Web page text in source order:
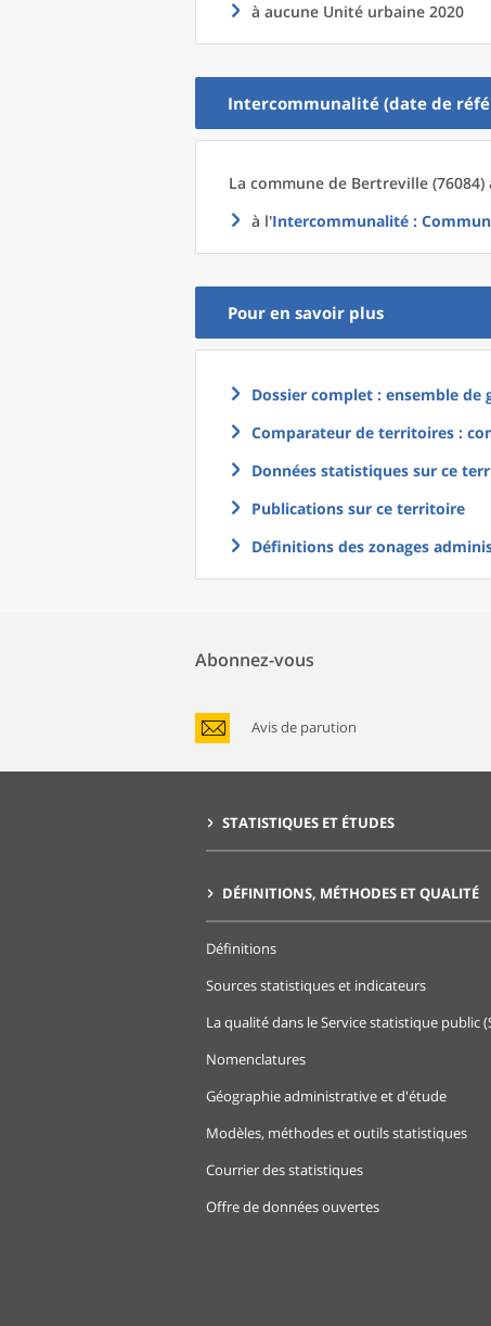
à aucune Unité urbaine 2020
Intercommunalité (date de
La commune de Bertreville
à l'Intercommunalité :
Pour en savoir plus
Dossier complet : ensemble
Comparateur de territoires :
Données statistiques sur ce
Publications sur ce territoire
Définitions des zonages
Abonnez-vous
Avis de parution
STATISTIQUES ET ÉTUDES
DÉFINITIONS, MÉTHODES ET QUALITÉ
Définitions
Sources statistiques et indicateurs
La qualité dans le Service statistique public
Nomenclatures
Géographie administrative et d'étude
Modèles, méthodes et outils statistiques
Courrier des statistiques
Offre de données ouvertes